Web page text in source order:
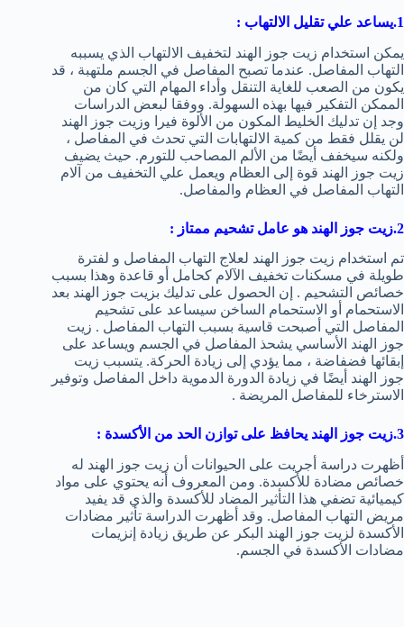
1.يساعد علي تقليل الالتهاب :
يمكن استخدام زيت جوز الهند لتخفيف الالتهاب الذي يسببه
التهاب المفاصل. عندما تصبح المفاصل في الجسم ملتهبة ، قد
يكون من الصعب للغاية التنقل وأداء المهام التي كان من
الممكن التفكير فيها بهذه السهولة. ووفقا لبعض الدراسات
وجد إن تدليك الخليط المكون من الألوة فيرا وزيت جوز الهند
لن يقلل فقط من كمية الالتهابات التي تحدث في المفاصل ،
ولكنه سيخفف أيضًا من الألم المصاحب للتورم. حيث يضيف
زيت جوز الهند قوة إلى العظام ويعمل علي التخفيف من آلام
التهاب المفاصل في العظام والمفاصل.
2.زيت جوز الهند هو عامل تشحيم ممتاز
:
تم استخدام زيت جوز الهند لعلاج التهاب المفاصل و لفترة
طويلة في مسكنات تخفيف الآلام كحامل أو قاعدة وهذا بسبب
خصائص التشحيم . إن الحصول على تدليك بزيت جوز الهند بعد
الاستحمام أو الاستحمام الساخن سيساعد على تشحيم
المفاصل التي أصبحت قاسية بسبب التهاب المفاصل . زيت
جوز الهند الأساسي يشحذ المفاصل في الجسم ويساعد على
إبقائها فضفاضة ، مما يؤدي إلى زيادة الحركة. يتسبب زيت
جوز الهند أيضًا في زيادة الدورة الدموية داخل المفاصل وتوفير
الاسترخاء للمفاصل المريضة .
3. زيت جوز الهند يحافظ على توازن الحد من الأكسدة :
أظهرت دراسة أجريت على الحيوانات أن زيت جوز الهند له
خصائص مضادة للأكسدة. ومن المعروف أنه يحتوي على مواد
كيميائية تضفي هذا التأثير المضاد للأكسدة والذي قد يفيد
مريض التهاب المفاصل. وقد أظهرت الدراسة تأثير مضادات
الأكسدة لزيت جوز الهند البكر عن طريق زيادة إنزيمات
مضادات الأكسدة في الجسم.